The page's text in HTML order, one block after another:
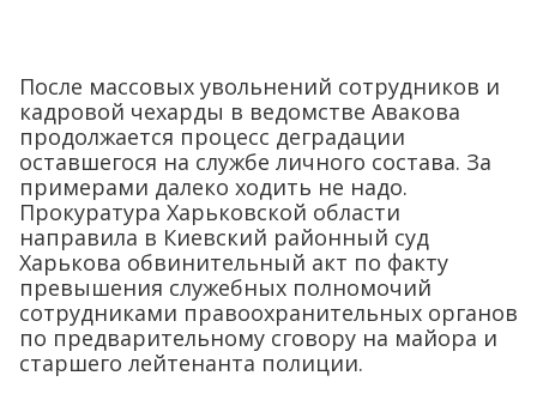
После массовых увольнений сотрудников и
кадровой чехарды в ведомстве Авакова
продолжается процесс деградации
оставшегося на службе личного состава. За
примерами далеко ходить не надо.
Прокуратура Харьковской области
направила в Киевский районный суд
Харькова обвинительный акт по факту
превышения служебных полномочий
сотрудниками правоохранительных органов
по предварительному сговору на майора и
старшего лейтенанта полиции.